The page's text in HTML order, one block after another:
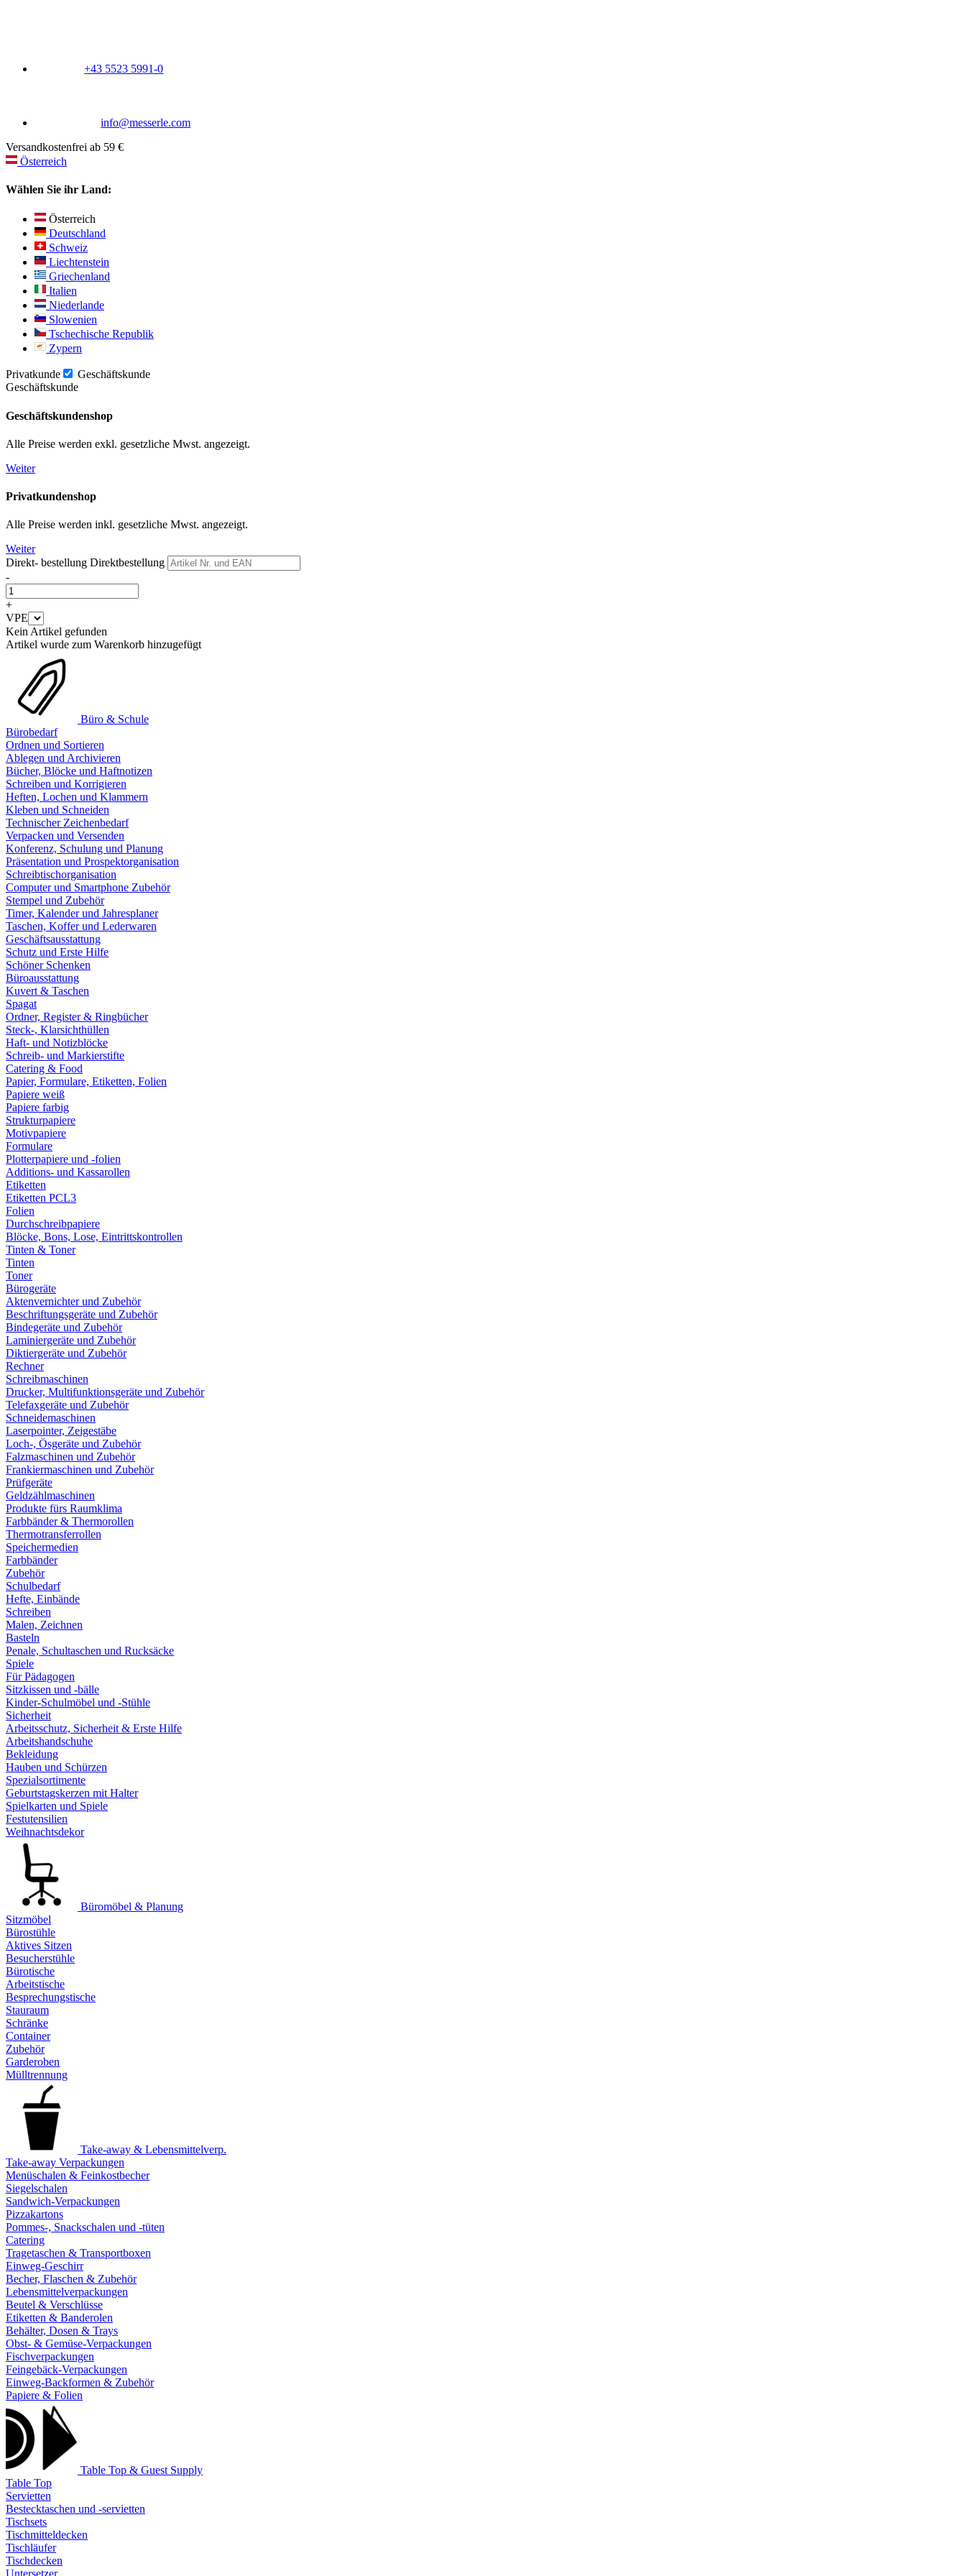
+43 5523 5991-0
info@messerle.com
Versandkostenfrei ab 59 €
Österreich
Wählen Sie ihr Land:
Österreich
Deutschland
Schweiz
Liechtenstein
Griechenland
Italien
Niederlande
Slowenien
Tschechische Republik
Zypern
Privatkunde
Geschäftskunde
Geschäftskunde
Geschäftskundenshop
Alle Preise werden exkl. gesetzliche Mwst. angezeigt.
Weiter
Privatkundenshop
Alle Preise werden inkl. gesetzliche Mwst. angezeigt.
Weiter
Direkt- bestellung Direktbestellung
-
+
VPE
Kein Artikel gefunden
Artikel wurde zum Warenkorb hinzugefügt
Büro & Schule
Bürobedarf
Ordnen und Sortieren
Ablegen und Archivieren
Bücher, Blöcke und Haftnotizen
Schreiben und Korrigieren
Heften, Lochen und Klammern
Kleben und Schneiden
Technischer Zeichenbedarf
Verpacken und Versenden
Konferenz, Schulung und Planung
Präsentation und Prospektorganisation
Schreibtischorganisation
Computer und Smartphone Zubehör
Stempel und Zubehör
Timer, Kalender und Jahresplaner
Taschen, Koffer und Lederwaren
Geschäftsausstattung
Schutz und Erste Hilfe
Schöner Schenken
Büroausstattung
Kuvert & Taschen
Spagat
Ordner, Register & Ringbücher
Steck-, Klarsichthüllen
Haft- und Notizblöcke
Schreib- und Markierstifte
Catering & Food
Papier, Formulare, Etiketten, Folien
Papiere weiß
Papiere farbig
Strukturpapiere
Motivpapiere
Formulare
Plotterpapiere und -folien
Additions- und Kassarollen
Etiketten
Etiketten PCL3
Folien
Durchschreibpapiere
Blöcke, Bons, Lose, Eintrittskontrollen
Tinten & Toner
Tinten
Toner
Bürogeräte
Aktenvernichter und Zubehör
Beschriftungsgeräte und Zubehör
Bindegeräte und Zubehör
Laminiergeräte und Zubehör
Diktiergeräte und Zubehör
Rechner
Schreibmaschinen
Drucker, Multifunktionsgeräte und Zubehör
Telefaxgeräte und Zubehör
Schneidemaschinen
Laserpointer, Zeigestäbe
Loch-, Ösgeräte und Zubehör
Falzmaschinen und Zubehör
Frankiermaschinen und Zubehör
Prüfgeräte
Geldzählmaschinen
Produkte fürs Raumklima
Farbbänder & Thermorollen
Thermotransferrollen
Speichermedien
Farbbänder
Zubehör
Schulbedarf
Hefte, Einbände
Schreiben
Malen, Zeichnen
Basteln
Penale, Schultaschen und Rucksäcke
Spiele
Für Pädagogen
Sitzkissen und -bälle
Kinder-Schulmöbel und -Stühle
Sicherheit
Arbeitsschutz, Sicherheit & Erste Hilfe
Arbeitshandschuhe
Bekleidung
Hauben und Schürzen
Spezialsortimente
Geburtstagskerzen mit Halter
Spielkarten und Spiele
Festutensilien
Weihnachtsdekor
Büromöbel & Planung
Sitzmöbel
Bürostühle
Aktives Sitzen
Besucherstühle
Bürotische
Arbeitstische
Besprechungstische
Stauraum
Schränke
Container
Zubehör
Garderoben
Mülltrennung
Take-away & Lebensmittelverp.
Take-away Verpackungen
Menüschalen & Feinkostbecher
Siegelschalen
Sandwich-Verpackungen
Pizzakartons
Pommes-, Snackschalen und -tüten
Catering
Tragetaschen & Transportboxen
Einweg-Geschirr
Becher, Flaschen & Zubehör
Lebensmittelverpackungen
Beutel & Verschlüsse
Etiketten & Banderolen
Behälter, Dosen & Trays
Obst- & Gemüse-Verpackungen
Fischverpackungen
Feingebäck-Verpackungen
Einweg-Backformen & Zubehör
Papiere & Folien
Table Top & Guest Supply
Table Top
Servietten
Bestecktaschen und -servietten
Tischsets
Tischmitteldecken
Tischläufer
Tischdecken